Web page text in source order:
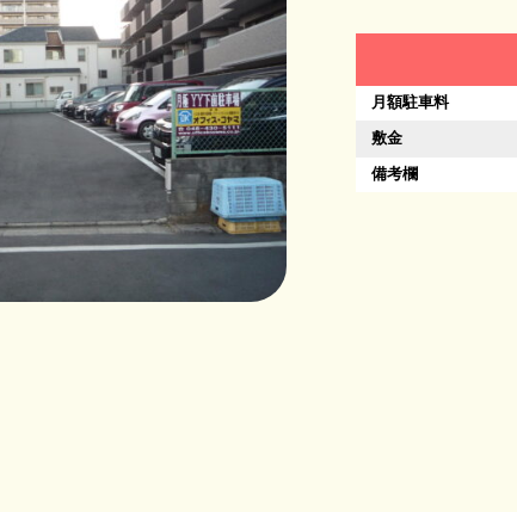
月額駐車料
敷金
備考欄